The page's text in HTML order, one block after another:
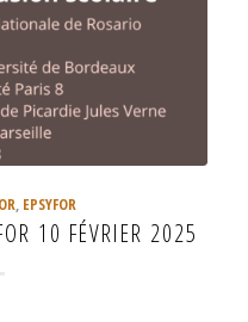
, EPSYFOR
10 FÉVRIER 2025